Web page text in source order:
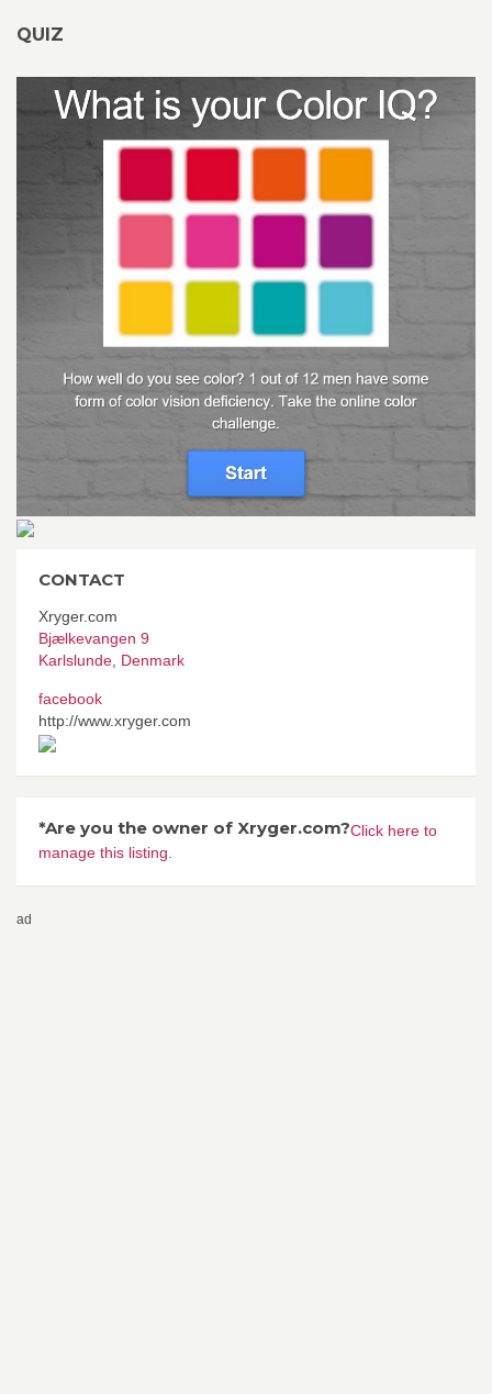
QUIZ
CONTACT
Xryger.com
Bjælkevangen 9
Karlslunde Denmark
facebook
http://www.xryger.com
*Are you the owner of Xryger.com?Click here to
manage this listing.
ad